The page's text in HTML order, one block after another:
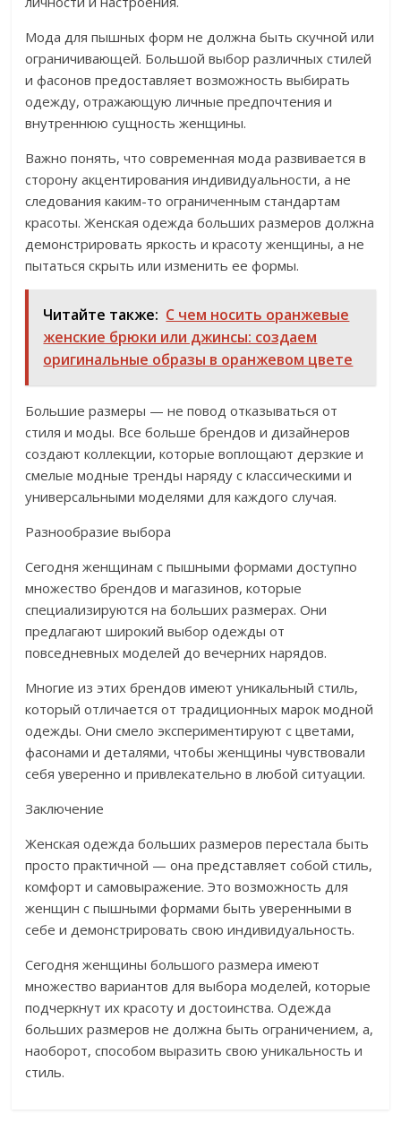
Мода для пышных форм не должна быть скучной или
ограничивающей. Большой выбор различных стилей
и фасонов предоставляет возможность выбирать
одежду, отражающую личные предпочтения и
внутреннюю сущность женщины.
Важно понять, что современная мода развивается в
сторону акцентирования индивидуальности, а не
следования каким-то ограниченным стандартам
красоты. Женская одежда больших размеров должна
демонстрировать яркость и красоту женщины, а не
пытаться скрыть или изменить ее формы.
Читайте также: С чем носить оранжевые
женские брюки или джинсы: создаем
оригинальные образы в оранжевом цвете
Большие размеры — не повод отказываться от
стиля и моды. Все больше брендов и дизайнеров
создают коллекции, которые воплощают дерзкие и
смелые модные тренды наряду с классическими и
универсальными моделями для каждого случая.
Разнообразие выбора
Сегодня женщинам с пышными формами доступно
множество брендов и магазинов, которые
специализируются на больших размерах. Они
предлагают широкий выбор одежды от
повседневных моделей до вечерних нарядов.
Многие из этих брендов имеют уникальный стиль,
который отличается от традиционных марок модной
одежды. Они смело экспериментируют с цветами,
фасонами и деталями, чтобы женщины чувствовали
себя уверенно и привлекательно в любой ситуации.
Заключение
Женская одежда больших размеров перестала быть
просто практичной — она представляет собой стиль,
комфорт и самовыражение. Это возможность для
женщин с пышными формами быть уверенными в
себе и демонстрировать свою индивидуальность.
Сегодня женщины большого размера имеют
множество вариантов для выбора моделей, которые
подчеркнут их красоту и достоинства. Одежда
больших размеров не должна быть ограничением, а,
наоборот, способом выразить свою уникальность и
стиль.